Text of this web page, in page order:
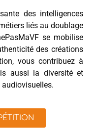
des intelligences
liés au doublage
se mobilise
des créations
vous contribuez à
aussi la diversité et
audiovisuelles.